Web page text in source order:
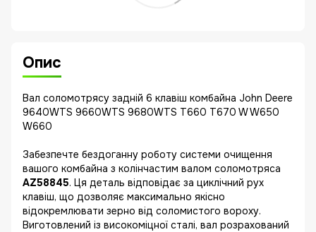
Опис
Вал соломотрясу задній 6 клавіш комбайна John Deere
9640WTS 9660WTS 9680WTS T660 T670 W W650
W660
Забезпечте бездоганну роботу системи очищення
вашого комбайна з колінчастим валом соломотряса
AZ58845. Ця деталь відповідає за циклічний рух
клавіш, що дозволяє максимально якісно
відокремлювати зерно від соломистого вороху.
Виготовлений із високоміцної сталі, вал розрахований